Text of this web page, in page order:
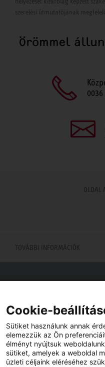
szerelési útmutatójának
Örömmel
OLDAL
TOVÁBBI INFORMÁCIÓK
Viszonteladót keres az Ön
Cookie-
Sütiket használunk annak
elemezzük az Ön
élményt nyújtsuk
sütiket, amelyek a weboldal
üzleti céljaink eléréséhez